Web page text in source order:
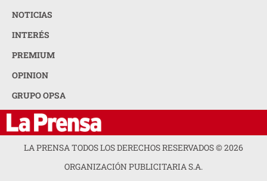
NOTICIAS
INTERÉS
PREMIUM
OPINION
GRUPO OPSA
LA PRENSA TODOS LOS DERECHOS RESERVADOS ©2026
ORGANIZACIÓN PUBLICITARIA S.A.